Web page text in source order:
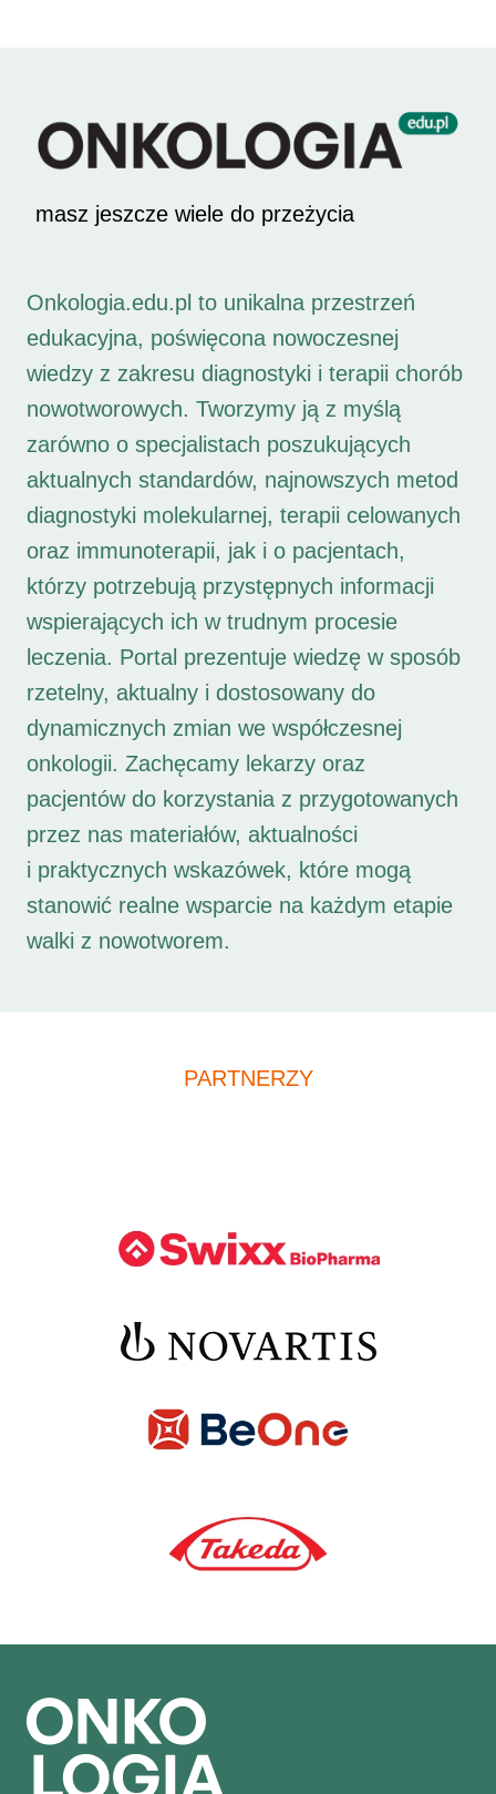
masz jeszcze wiele do przeżycia
Onkologia.edu.pl to unikalna przestrzeń
edukacyjna, poświęcona nowoczesnej
wiedzy z zakresu diagnostyki i terapii chorób
nowotworowych. Tworzymy ją z myślą
zarówno o specjalistach poszukujących
aktualnych standardów, najnowszych metod
diagnostyki molekularnej, terapii celowanych
oraz immunoterapii, jak i o pacjentach,
którzy potrzebują przystępnych informacji
wspierających ich w trudnym procesie
leczenia. Portal prezentuje wiedzę w sposób
rzetelny, aktualny i dostosowany do
dynamicznych zmian we współczesnej
onkologii. Zachęcamy lekarzy oraz
pacjentów do korzystania z przygotowanych
przez nas materiałów, aktualności
i praktycznych wskazówek, które mogą
stanowić realne wsparcie na każdym etapie
walki z nowotworem.
PARTNERZY